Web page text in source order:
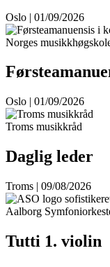
Oslo | 01/09/2026
Norges
Oslo | 01/09/2026
Troms musikkråd
Daglig leder
Troms | 09/08/2026
Aalborg
Tutti 1. violin